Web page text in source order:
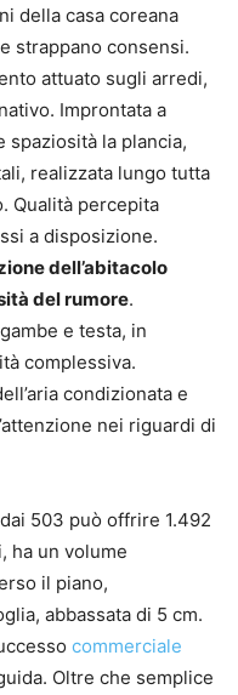
della casa coreana
strappano consensi.
attuato sugli arredi,
Improntata a
spaziosità la plancia,
realizzata lungo tutta
Qualità percepita
a disposizione.
dell’abitacolo
del rumore.
e testa, in
complessiva.
condizionata e
nei riguardi di
503 può offrire 1.492
ha un volume
il piano,
abbassata di 5 cm.
commerciale
Oltre che semplice